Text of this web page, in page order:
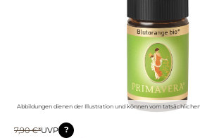
Abbildungen dienen der Illustration und können vom
7,90 €*UVP ?